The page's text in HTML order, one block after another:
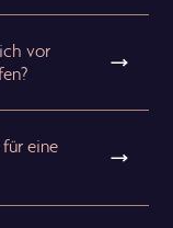
vor
eine